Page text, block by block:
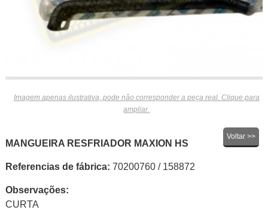
Imagem apenas ilustrativa, pode não corresponder a peça real. Clique para
ampliar.
Voltar >>
MANGUEIRA RESFRIADOR MAXION HS
Referencias de fábrica: 70200760 / 158872
Observações:
CURTA